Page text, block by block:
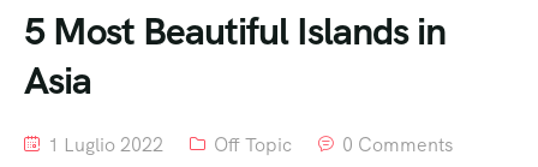
5 Most Beautiful Islands in
Asia
1 Luglio 2022 Off Topic 0 Comments